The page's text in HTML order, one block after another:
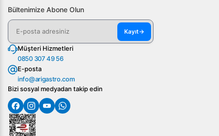
Bültenimize Abone Olun
Kayıt→
Müşteri Hizmetleri
0850 307 49 56
E-posta
info@arigastro.com
Bizi sosyal medyadan takip edin